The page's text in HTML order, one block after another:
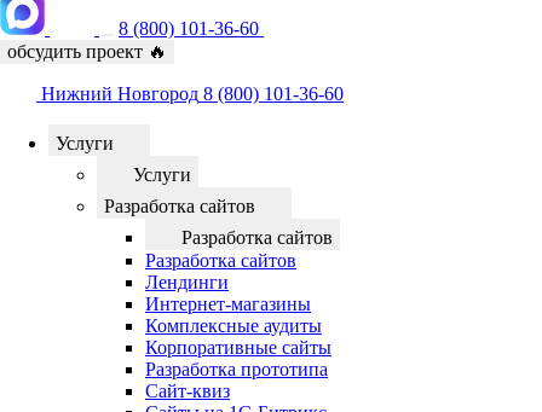
8 (800) 101-36-60
обсудить проект 🔥
Нижний Новгород 8 (800) 101-36-60
Услуги
Услуги
Разработка сайтов
Разработка сайтов
Разработка сайтов
Лендинги
Интернет-магазины
Комплексные аудиты
Корпоративные сайты
Разработка прототипа
Сайт-квиз